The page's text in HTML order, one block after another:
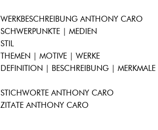
WERKBESCHREIBUNG ANTHONY CARO
SCHWERPUNKTE | MEDIEN
STIL
THEMEN | MOTIVE | WERKE
DEFINITION | BESCHREIBUNG | MERKMALE
STICHWORTE ANTHONY CARO
ZITATE ANTHONY CARO